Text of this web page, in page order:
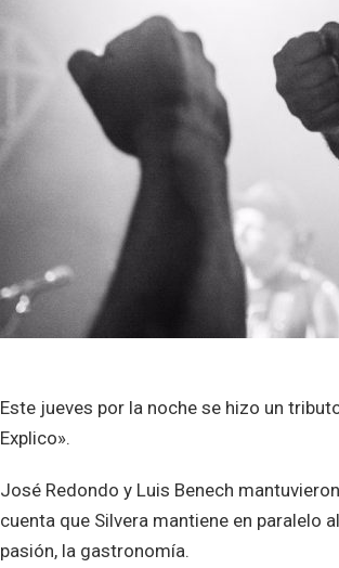
Este jueves por la noche se hizo un
Explico».
José Redondo y Luis Benech
cuenta que Silvera mantiene en paralelo
pasión, la gastronomía.